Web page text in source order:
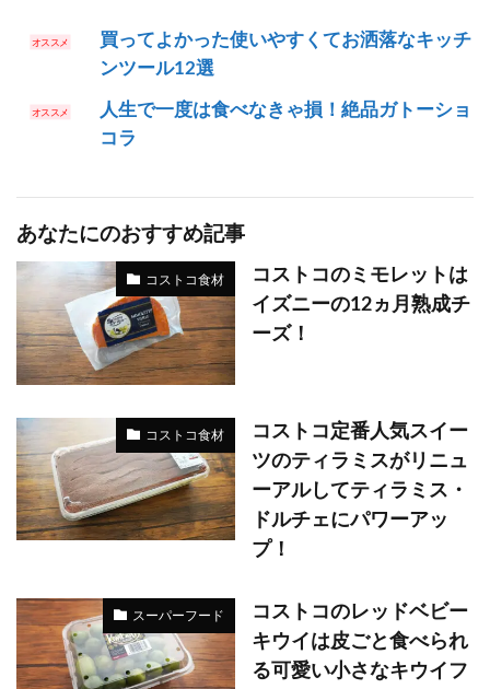
買ってよかった使いやすくてお洒落なキッチ
ンツール12選
人生で一度は食べなきゃ損！絶品ガトーショ
コラ
あなたにのおすすめ記事
コストコ食材
コストコのミモレットは
イズニーの12ヵ月熟成チ
ーズ！
コストコ食材
コストコ定番人気スイー
ツのティラミスがリニュ
ーアルしてティラミス・
ドルチェにパワーアッ
プ！
スーパーフード
コストコのレッドベビー
キウイは皮ごと食べられ
る可愛い小さなキウイフ